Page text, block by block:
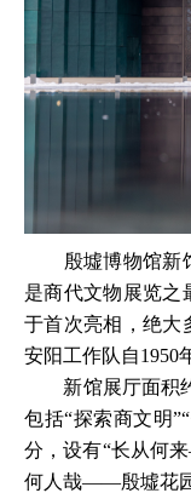
殷墟博物馆新馆
是商代文物展览之
于首次亮相，绝大
安阳工作队自1950
新馆展厅面积约
包括“探索商文明
分，设有“长从何
何人哉——殷墟花